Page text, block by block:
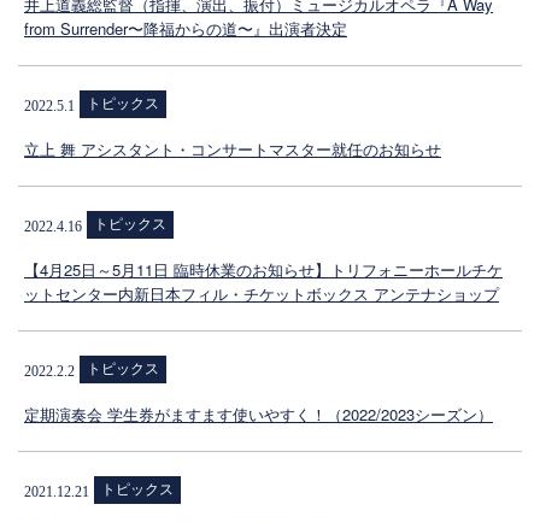
from Surrender〜降福からの道〜』出演者決定
2022.5.1 トピックス
立上 舞 アシスタント・コンサートマスター就任のお知らせ
2022.4.16 トピックス
【4月25日～5月11日 臨時休業のお知らせ】トリフォニーホールチケ
ットセンター内新日本フィル・チケットボックス アンテナショップ
2022.2.2 トピックス
定期演奏会 学生券がますます使いやすく！（2022/2023シーズン）
2021.12.21 トピックス